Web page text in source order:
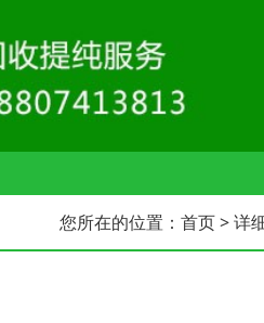
您所在的位置： 首页> 详